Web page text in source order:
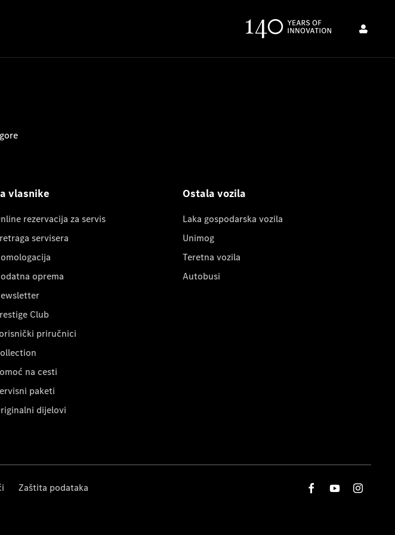
vlasnike
rezervacija za servis
servisera
oprema
Club
priručnici
na cesti
paketi
dijelovi
Ostala vozila
Laka gospodarska vozila
Unimog
Teretna vozila
Autobusi
Zaštita podataka